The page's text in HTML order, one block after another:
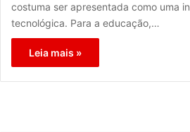
costuma ser apresentada como uma
tecnológica. Para a educação,…
Leia mais »